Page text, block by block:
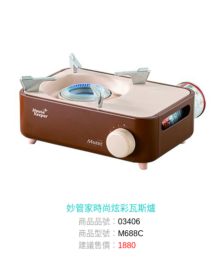
妙管家時尚炫彩瓦斯爐
商品品號： 03406
商品型號： M688C
建議售價： 1880